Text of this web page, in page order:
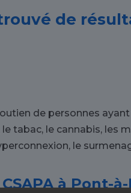
de
de personnes
tabac, le cannabis,
le
à Pont-